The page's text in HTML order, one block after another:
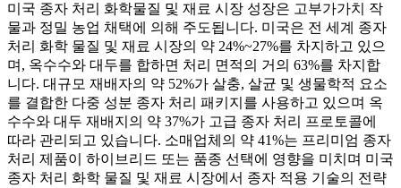
미국 종자 처리 화학물질 및 재료 시장 성장은 고부가가치 작
물과 정밀 농업 채택에 의해 주도됩니다. 미국은 전 세계 종자
처리 화학 물질 및 재료 시장의 약 24%~27%를 차지하고 있으
며, 옥수수와 대두를 합하면 처리 면적의 거의 63%를 차지합
니다. 대규모 재배자의 약 52%가 살충, 살균 및 생물학적 요소
를 결합한 다중 성분 종자 처리 패키지를 사용하고 있으며 옥
수수와 대두 재배지의 약 37%가 고급 종자 처리 프로토콜에
따라 관리되고 있습니다. 소매업체의 약 41%는 프리미엄 종자
처리 제품이 하이브리드 또는 품종 선택에 영향을 미치며 미국
종자 처리 화학 물질 및 재료 시장에서 종자 적용 기술의 전략